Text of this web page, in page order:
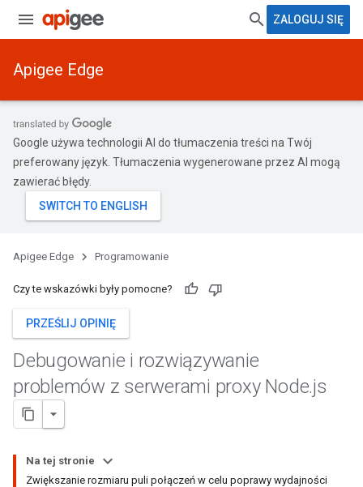
ZALOGUJ SIĘ
Apigee Edge
Google używa technologii AI do tłumaczenia treści na Twój
preferowany język. Tłumaczenia wygenerowane przez AI mogą
zawierać błędy.
Apigee Edge Programowanie
Czy te wskazówki były pomocne?
PRZEŚLIJ OPINIĘ
Debugowanie i rozwiązywanie
problemów z serwerami proxy Node.js
Na tej stronie
Zwiększanie rozmiaru puli połączeń w celu poprawy wydajności